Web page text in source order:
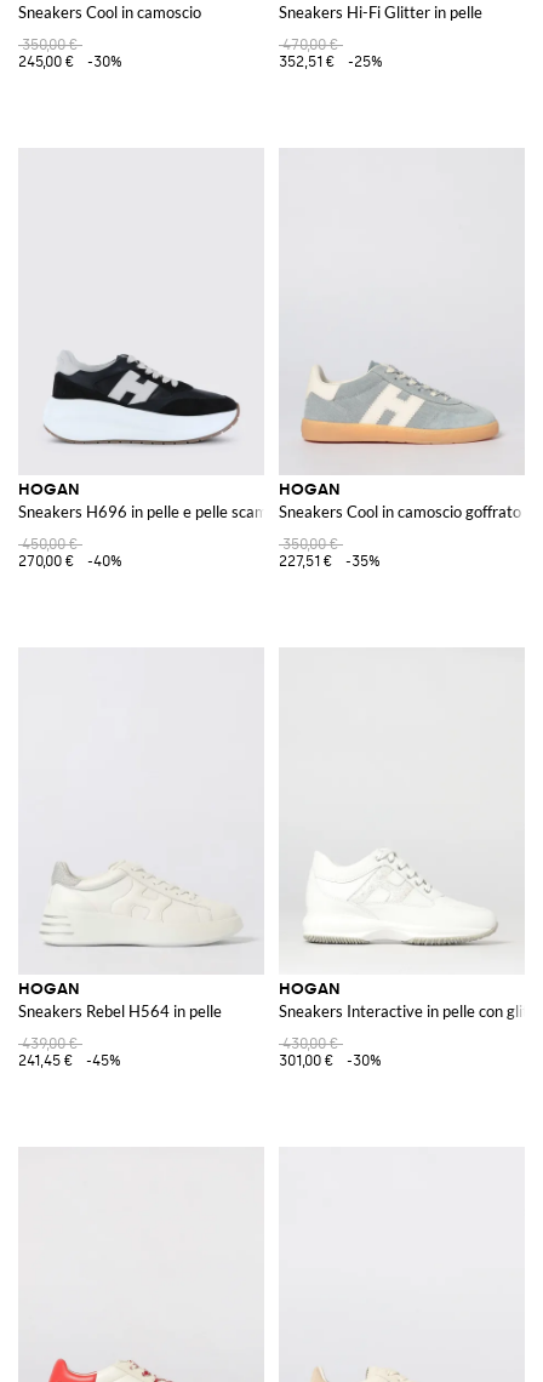
Sneakers Cool in camoscio
350,00 €
245,00 €
-30%
Sneakers Hi-Fi Glitter in pelle
470,00 €
352,51 €
-25%
HOGAN
Sneakers H696 in pelle e pelle scamosciata
450,00 €
270,00 €
-40%
HOGAN
Sneakers Cool in camoscio goffrato
350,00 €
227,51 €
-35%
HOGAN
Sneakers Rebel H564 in pelle
439,00 €
241,45 €
-45%
HOGAN
Sneakers Interactive in pelle con
430,00 €
301,00 €
-30%